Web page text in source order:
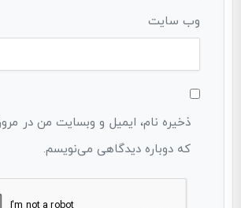
وب‌ سایت
ذخیره نام، ایمیل و وبسایت من در
که دوباره دیدگاهی می‌نویسم.